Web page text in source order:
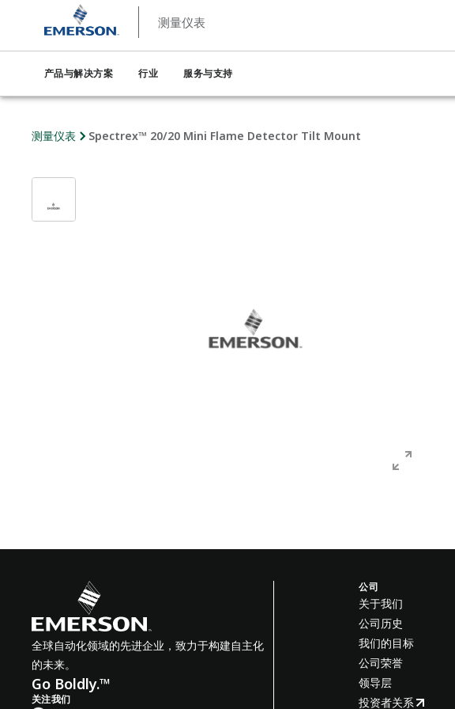
测量仪表
产品与解决方案 行业 服务与支持
测量仪表 Spectrex™ 20/20 Mini Flame Detector Tilt Mount
全球自动化领域的先进企业，致力于构建自主化
的未来。
Go Boldly.™
关注我们
公司
关于我们
公司历史
我们的目标
公司荣誉
领导层
投资者关系